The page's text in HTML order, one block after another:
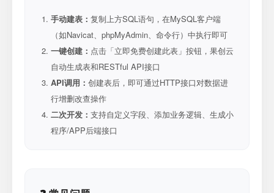
手动建表： 复制上方SQL语句，在MySQL客户端
（如Navicat、phpMyAdmin、命令行）中执行即可
一键创建： 点击「立即免费创建此表」按钮，果创云
自动生成表和RESTful API接口
API调用： 创建表后，即可通过HTTP接口对数据进
行增删改查操作
二次开发： 支持自定义字段、添加业务逻辑、生成小
程序/APP后端接口